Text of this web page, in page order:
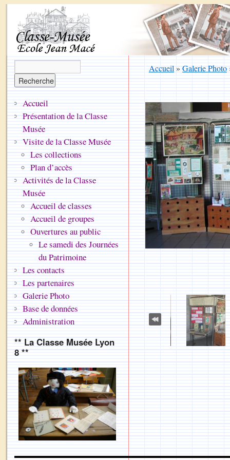
Accueil»Galerie Photo
Accueil
Présentation de la Classe
Musée
Visite de la Classe Musée
Les collections
Plan d’accès
Activités de la Classe
Musée
Accueil de classes
Accueil de groupes
Ouvertures au public
Le samedi des Journées
du Patrimoine
Les contacts
Les partenaires
Galerie Photo
Base de données
Administration
** La Classe Musée Lyon
8 **